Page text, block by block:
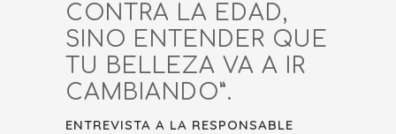
CONTRA LA EDAD,
SINO ENTENDER QUE
TU BELLEZA VA A IR
CAMBIANDO”.
ENTREVISTA A LA RESPONSABLE